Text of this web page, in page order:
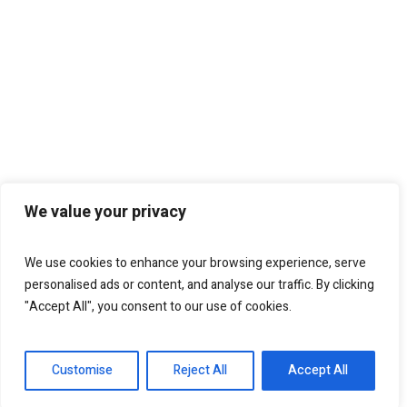
We value your privacy
We use cookies to enhance your browsing experience, serve
personalised ads or content, and analyse our traffic. By clicking
"Accept All", you consent to our use of cookies.
Customise Reject All Accept All